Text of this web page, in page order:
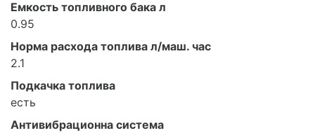
Емкость топливного бака л
0.95
Норма расхода топлива л/маш. час
2.1
Подкачка топлива
есть
Антивибрационна система